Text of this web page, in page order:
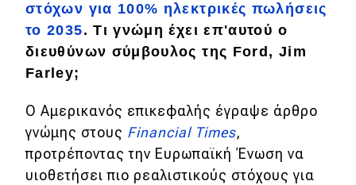
Τεχνολογία
Ασφάλεια
Αγορά
Απόψεις
Test Drive
στόχων για 100% ηλεκτρικές πωλήσεις
το 2035. Τι γνώμη έχει επ'αυτού ο
διευθύνων σύμβουλος της Ford, Jim
Farley;
Ο Αμερικανός επικεφαλής έγραψε άρθρο
γνώμης στους Financial Times,
προτρέποντας την Ευρωπαϊκή Ένωση να
υιοθετήσει πιο ρεαλιστικούς στόχους για